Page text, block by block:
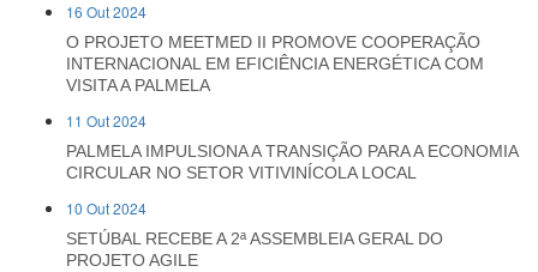
16 Out 2024
O PROJETO MEETMED II PROMOVE COOPERAÇÃO
INTERNACIONAL EM EFICIÊNCIA ENERGÉTICA COM
VISITA A PALMELA
11 Out 2024
PALMELA IMPULSIONA A TRANSIÇÃO PARA A ECONOMIA
CIRCULAR NO SETOR VITIVINÍCOLA LOCAL
10 Out 2024
SETÚBAL RECEBE A 2ª ASSEMBLEIA GERAL DO
PROJETO AGILE